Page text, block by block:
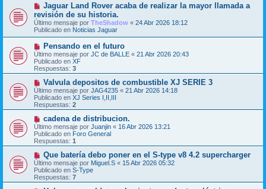
e
m
e
n
s
a
e
N
e
v
o
m
n
s
a
j
e
Jaguar Land Rover acaba de realizar la mayor llamada a
revisión de su historia.
Último mensaje por TheShadow « 24 Abr 2026 18:12
Publicado en Noticias Jaguar
N
u
e
v
o
m
e
n
s
a
e
Pensando en el futuro
Último mensaje por JC de BALLE « 21 Abr 2026 20:43
Publicado en XF
Respuestas: 3
N
u
e
v
o
m
e
n
s
a
e
Valvula depositos de combustible XJ SERIE 3
Último mensaje por JAG4235 « 21 Abr 2026 14:18
Publicado en XJ Series I,II,III
Respuestas: 2
N
u
e
v
o
m
e
n
s
a
cadena de distribucion.
Último mensaje por Juanjin « 16 Abr 2026 13:21
Publicado en Foro General
Respuestas: 1
N
u
e
v
o
Que batería debo poner en el S-type v8 4.2 supercharger
Último mensaje por Miguel.S « 15 Abr 2026 05:32
Publicado en S-Type
Respuestas: 7